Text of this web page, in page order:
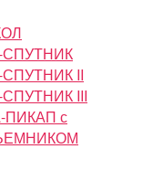
II
III
ПИКАП с